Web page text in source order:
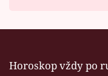
Horoskop vždy po